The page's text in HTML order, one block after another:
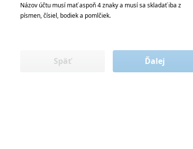
Názov účtu musí mať aspoň 4 znaky a musí sa skladať iba z
písmen, čísiel, bodiek a pomlčiek.